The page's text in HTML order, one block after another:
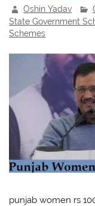
Oshin Yadav
State Government
Schemes
punjab women rs